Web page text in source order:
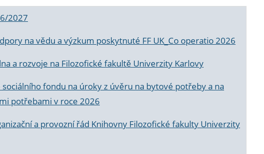
2027
na vědu a výzkum poskytnuté FF UK_Co operatio 2026
a rozvoje na Filozofické fakultě Univerzity Karlovy
fondu na úroky z úvěru na bytové potřeby a na
potřebami v roce 2026
a provozní řád Knihovny Filozofické fakulty Univerzity